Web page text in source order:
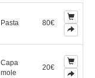
Pasta 80€
Capa
mole
20€